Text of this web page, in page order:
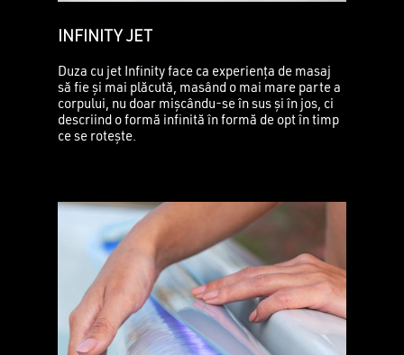
INFINITY JET
Duza cu jet Infinity face ca experiența de masaj
să fie și mai plăcută, masând o mai mare parte a
corpului, nu doar mișcându-se în sus și în jos, ci
descriind o formă infinită în formă de opt în timp
ce se rotește.